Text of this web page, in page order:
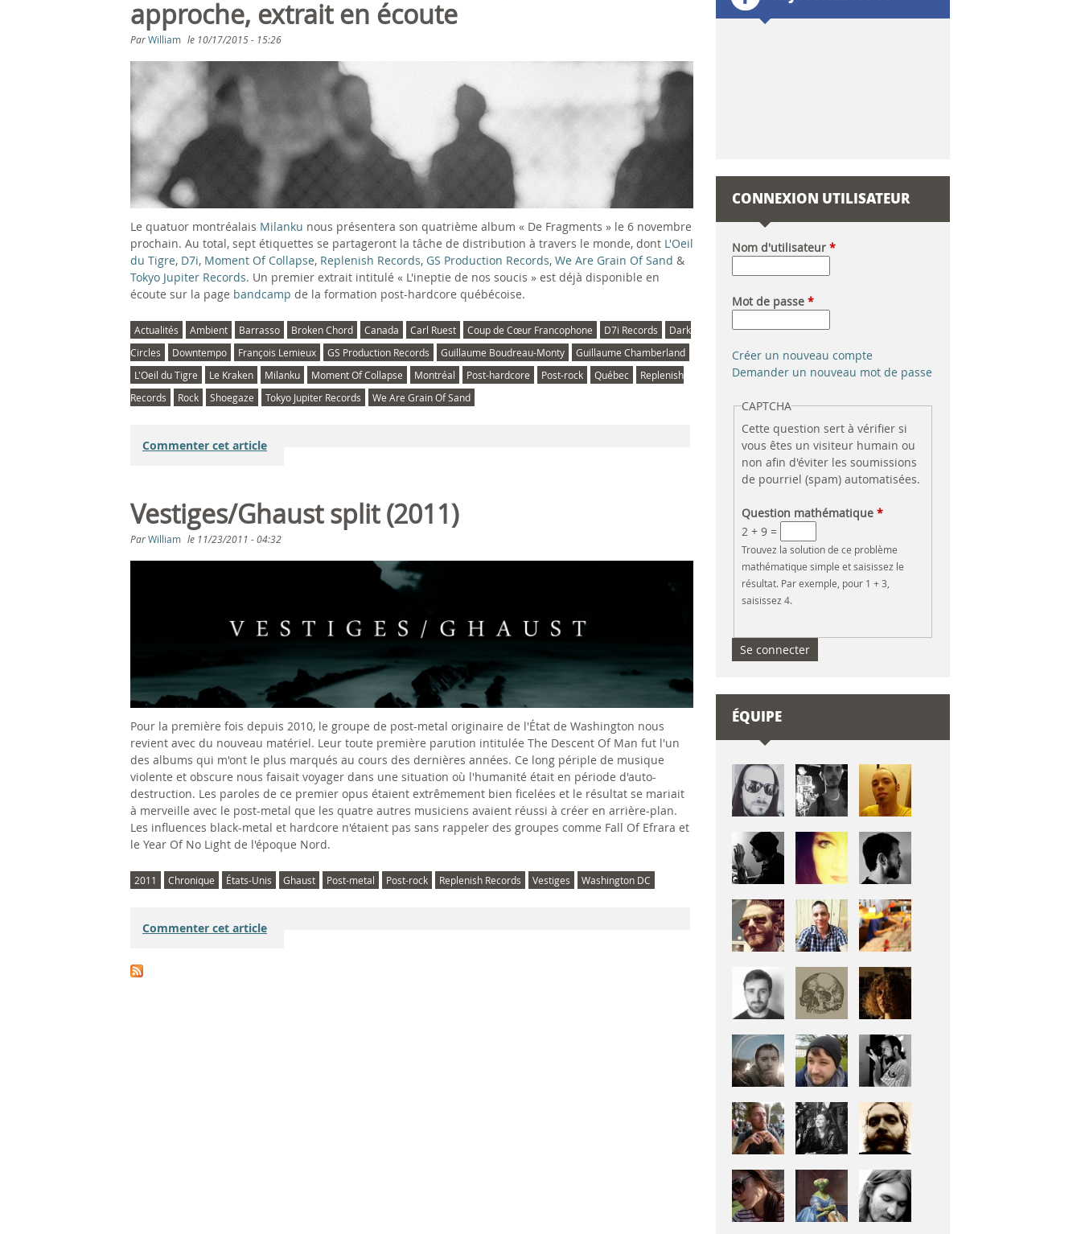
l
d
e
r
e
c
h
e
r
c
h
e
ê
t
e
s
i
c
i
approche, extrait en écoute
ParWilliam le 10/17/2015 - 15:26
Le quatuor montréalais Milanku nous présentera son quatrième album « De Fragments » le 6 novembre
prochain. Au total, sept étiquettes se partageront la tâche de distribution à travers le monde, dont L'Oeil
du Tigre, D7i, Moment Of Collapse, Replenish Records, GS Production Records, We Are Grain Of Sand &
Tokyo Jupiter Records. Un premier extrait intitulé « L'ineptie de nos soucis » est déjà disponible en
écoute sur la page bandcamp de la formation post-hardcore québécoise.
Actualités Ambient Barrasso Broken Chord Canada Carl Ruest Coup de Cœur Francophone D7i Records
Dark
Circles
Downtempo François Lemieux GS Production Records Guillaume Boudreau-Monty
Guillaume Chamberland
L'Oeil du Tigre
Le Kraken Milanku Moment Of Collapse Montréal Post-hardcore Post-rock Québec
Replenish
Records
Rock Shoegaze Tokyo Jupiter Records We Are Grain Of Sand
Commenter cet article
Vestiges/Ghaust split (2011)
ParWilliam le 11/23/2011 - 04:32
Pour la première fois depuis 2010, le groupe de post-metal originaire de l'État de Washington nous
revient avec du nouveau matériel. Leur toute première parution intitulée The Descent Of Man fut l'un
des albums qui m'ont le plus marqués au cours des dernières années. Ce long périple de musique
violente et obscure nous faisait voyager dans une situation où l'humanité était en période d'auto-
destruction. Les paroles de ce premier opus étaient extrêmement bien ficelées et le résultat se mariait
à merveille avec le post-metal que les quatre autres musiciens avaient réussi à créer en arrière-plan.
Les influences black-metal et hardcore n'étaient pas sans rappeler des groupes comme Fall Of Efrara et
le Year Of No Light de l'époque Nord.
2011 Chronique États-Unis Ghaust Post-metal Post-rock Replenish Records Vestiges Washington DC
Commenter cet article
CONNEXION UTILISATEUR
Nom d'utilisateur*
Mot de passe*
Créer un nouveau compte
Demander un nouveau mot de passe
CAPTCHA
Cette question sert à vérifier si
vous êtes un visiteur humain ou
non afin d'éviter les soumissions
de pourriel (spam) automatisées.
Question mathématique*
2 + 9 =
Trouvez la solution de ce problème
mathématique simple et saisissez le
résultat. Par exemple, pour 1 + 3,
saisissez 4.
ÉQUIPE